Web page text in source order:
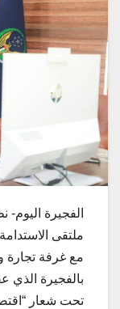
الفجيرة
ملتقى
مع غرفة تجارة
بالفجيرة الذي
تحت شعار